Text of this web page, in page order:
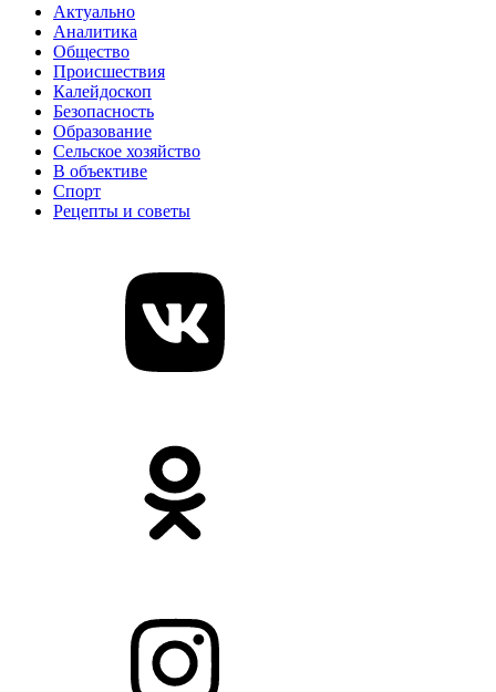
Актуально
Аналитика
Общество
Происшествия
Калейдоскоп
Безопасность
Образование
Сельское хозяйство
В объективе
Спорт
Рецепты и советы